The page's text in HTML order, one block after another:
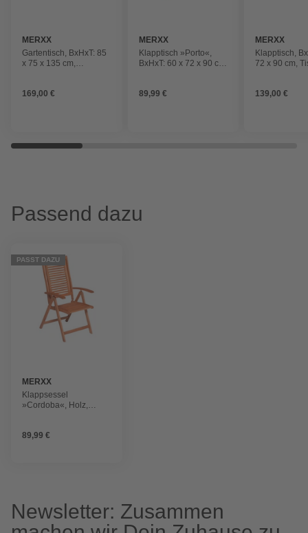
MERXX
Gartentisch, BxHxT: 85
x 75 x 135 cm,
169,00 €
MERXX
Klapptisch »Porto«,
BxHxT: 60 x 72 x 90 cm,
89,99 €
MERXX
Klapptisch,
72 x 90 cm,
139,00 €
Passend dazu
PASST DAZU
MERXX
Klappsessel
»Cordoba«, Holz,
89,99 €
Newsletter: Zusammen